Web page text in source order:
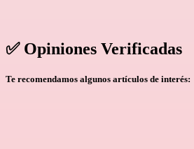
✅ Opiniones Verificadas
Te recomendamos algunos artículos de interés: